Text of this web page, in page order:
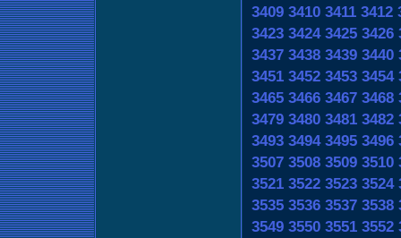
3409 3410 3411 3412
3423 3424 3425 3426
3437 3438 3439 3440
3451 3452 3453 3454
3465 3466 3467 3468
3479 3480 3481 3482
3493 3494 3495 3496
3507 3508 3509 3510
3521 3522 3523 3524
3535 3536 3537 3538
3549 3550 3551 3552